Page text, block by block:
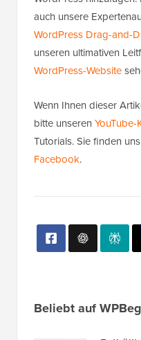
WordPress
auch unsere
WordPress Drag-and-
unseren ultimativen
WordPress-Website
Wenn Ihnen dieser
bitte unseren YouTube-
Tutorials. Sie finden
Facebook.
Beliebt auf